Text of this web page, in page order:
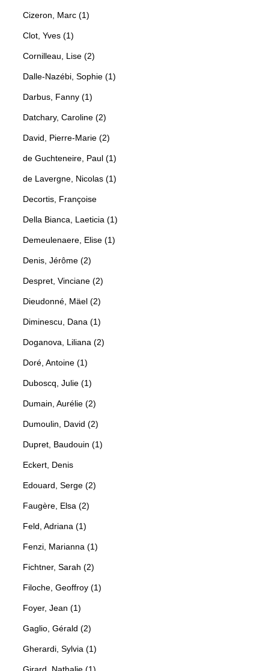
Cizeron, Marc (1)
Clot, Yves (1)
Cornilleau, Lise (2)
Dalle-Nazébi, Sophie (1)
Darbus, Fanny (1)
Datchary, Caroline (2)
David, Pierre-Marie (2)
de Guchteneire, Paul (1)
de Lavergne, Nicolas (1)
Decortis, Françoise
Della Bianca, Laeticia (1)
Demeulenaere, Elise (1)
Denis, Jérôme (2)
Despret, Vinciane (2)
Dieudonné, Mäel (2)
Diminescu, Dana (1)
Doganova, Liliana (2)
Doré, Antoine (1)
Duboscq, Julie (1)
Dumain, Aurélie (2)
Dumoulin, David (2)
Dupret, Baudouin (1)
Eckert, Denis
Edouard, Serge (2)
Faugère, Elsa (2)
Feld, Adriana (1)
Fenzi, Marianna (1)
Fichtner, Sarah (2)
Filoche, Geoffroy (1)
Foyer, Jean (1)
Gaglio, Gérald (2)
Gherardi, Sylvia (1)
Girard, Nathalie (1)